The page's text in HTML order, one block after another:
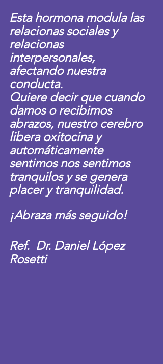
Esta hormona modula las
relacionas sociales y
relacionas
interpersonales,
afectando nuestra
conducta.
Quiere decir que cuando
damos o recibimos
abrazos, nuestro cerebro
libera oxitocina y
automáticamente
sentimos nos sentimos
tranquilos y se genera
placer y tranquilidad.
¡Abraza más seguido!
Ref.  Dr. Daniel López
Rosetti